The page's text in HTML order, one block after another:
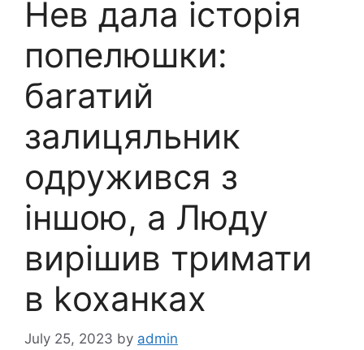
Нев дала історія
попелюшки:
баrатий
залицяльник
одружився з
іншою, а Люду
вирішив тримати
в kоханках
July 25, 2023 by admin